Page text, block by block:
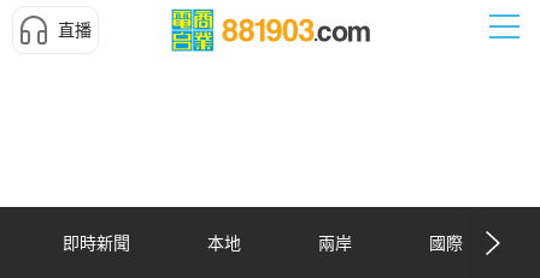
直播
即時新聞 本地 兩岸 國際